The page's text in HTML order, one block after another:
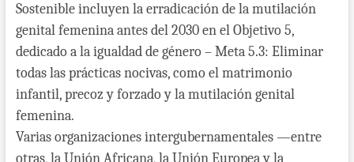
Sostenible incluyen la erradicación de la mutilación
genital femenina antes del 2030 en el Objetivo 5,
dedicado a la igualdad de género – Meta 5.3: Eliminar
todas las prácticas nocivas, como el matrimonio
infantil, precoz y forzado y la mutilación genital
femenina.
Varias organizaciones intergubernamentales —entre
otras, la Unión Africana, la Unión Europea y la